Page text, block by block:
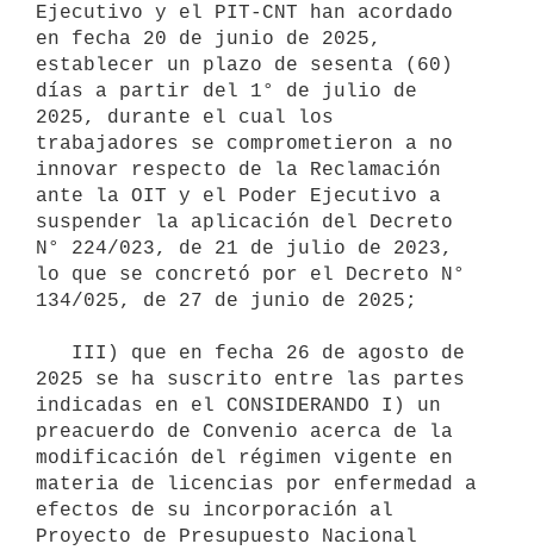
Ejecutivo y el PIT-CNT han acordado
en fecha 20 de junio de 2025,
establecer un plazo de sesenta (60)
días a partir del 1° de julio de
2025, durante el cual los
trabajadores se comprometieron a no
innovar respecto de la Reclamación
ante la OIT y el Poder Ejecutivo a
suspender la aplicación del Decreto
N° 224/023, de 21 de julio de 2023,
lo que se concretó por el Decreto N°
134/025, de 27 de junio de 2025;
2025 se ha suscrito entre las partes
indicadas en el CONSIDERANDO I) un
preacuerdo de Convenio acerca de la
modificación del régimen vigente en
materia de licencias por enfermedad a
efectos de su incorporación al
Proyecto de Presupuesto Nacional